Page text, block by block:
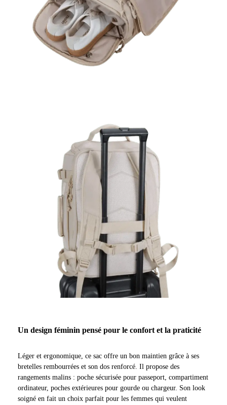
Un design féminin pensé pour le confort et la praticité
Léger et ergonomique, ce sac offre un bon maintien grâce à ses
bretelles rembourrées et son dos renforcé. Il propose des
rangements malins : poche sécurisée pour passeport, compartiment
ordinateur, poches extérieures pour gourde ou chargeur. Son look
soigné en fait un choix parfait pour les femmes qui veulent
Email